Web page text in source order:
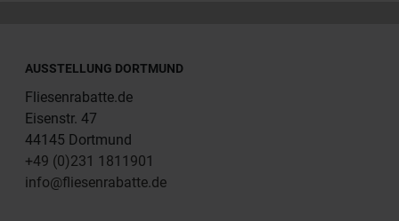
AUSSTELLUNG DORTMUND
Fliesenrabatte.de
Eisenstr. 47
44145 Dortmund
+49 (0)231 1811901
info@fliesenrabatte.de